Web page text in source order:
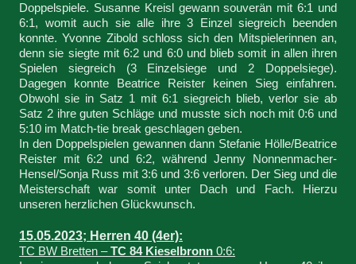
Doppelspiele. Susanne Kreisl gewann souverän mit 6:1 und
6:1, womit auch sie alle ihre 3 Einzel siegreich beenden
konnte. Yvonne Zibold schloss sich den Mitspielerinnen an,
denn sie siegte mit 6:2 und 6:0 und blieb somit in allen ihren
Spielen siegreich (3 Einzelsiege und 2 Doppelsiege).
Dagegen konnte Beatrice Reister keinen Sieg einfahren.
Obwohl sie in Satz 1 mit 6:1 siegreich blieb, verlor sie ab
Satz 2 ihre guten Schläge und musste sich noch mit 0:6 und
5:10 im Match-tie break geschlagen geben.
In den Doppelspielen gewannen dann Stefanie Hölle/Beatrice
Reister mit 6:2 und 6:2, während Jenny Nonnenmacher-
Hensel/Sonja Russ mit 3:6 und 3:6 verloren. Der Sieg und die
Meisterschaft war somit unter Dach und Fach. Hierzu
unseren herzlichen Glückwunsch.
15.05.2023; Herren 40 (4er):
TC BW Bretten –TC 84 Kieselbronn 0:6: